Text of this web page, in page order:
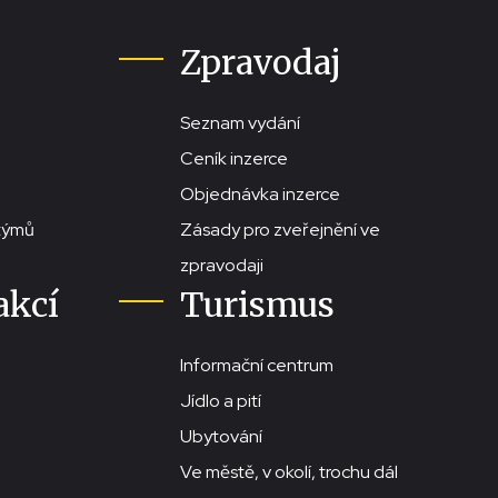
Zpravodaj
Seznam vydání
Ceník inzerce
Objednávka inzerce
Zásady pro zveřejnění ve
zpravodaji
Turismus
Informační centrum
Jídlo a pití
Ubytování
Ve městě, v okolí, trochu dál